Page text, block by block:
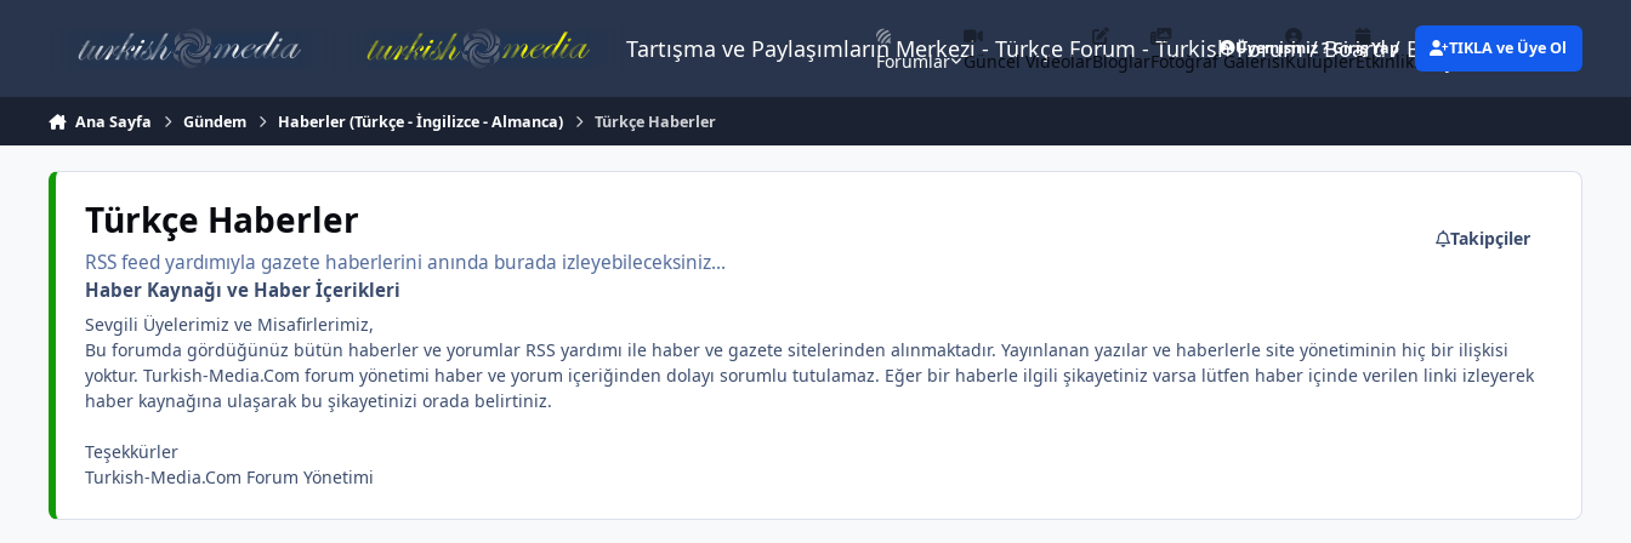
Tartışma ve Paylaşımların Merkezi - Türkçe Forum - Turkish Forum / Board / Blog
Forumlar Güncel VideolarBloglarFotoğraf GalerisiKulüplerEtkinliklerEylemler
Üyemisiniz ? Giriş Yap TIKLA ve Üye Ol
Ana Sayfa Gündem Haberler (Türkçe - İngilizce - Almanca) Türkçe Haberler
Türkçe Haberler
RSS feed yardımıyla gazete haberlerini anında burada izleyebileceksiniz...
Takipçiler
Haber Kaynağı ve Haber İçerikleri
Sevgili Üyelerimiz ve Misafirlerimiz,
Bu forumda gördüğünüz bütün haberler ve yorumlar RSS yardımı ile haber ve gazete sitelerinden alınmaktadır. Yayınlanan yazılar ve haberlerle site yönetiminin hiç bir ilişkisi
yoktur. Turkish-Media.Com forum yönetimi haber ve yorum içeriğinden dolayı sorumlu tutulamaz. Eğer bir haberle ilgili şikayetiniz varsa lütfen haber içinde verilen linki izleyerek
haber kaynağına ulaşarak bu şikayetinizi orada belirtiniz.
Teşekkürler
Turkish-Media.Com Forum Yönetimi